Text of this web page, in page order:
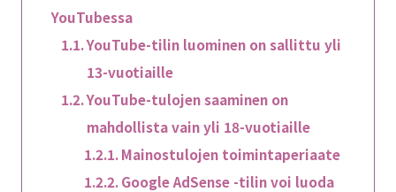
YouTubessa
YouTube-tilin luominen on sallittu yli
13-vuotiaille
YouTube-tulojen saaminen on
mahdollista vain yli 18-vuotiaille
Mainostulojen toimintaperiaate
Google AdSense -tilin voi luoda